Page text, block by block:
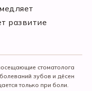
развитие
стоматолога
зубов и дёсен
только при боли.